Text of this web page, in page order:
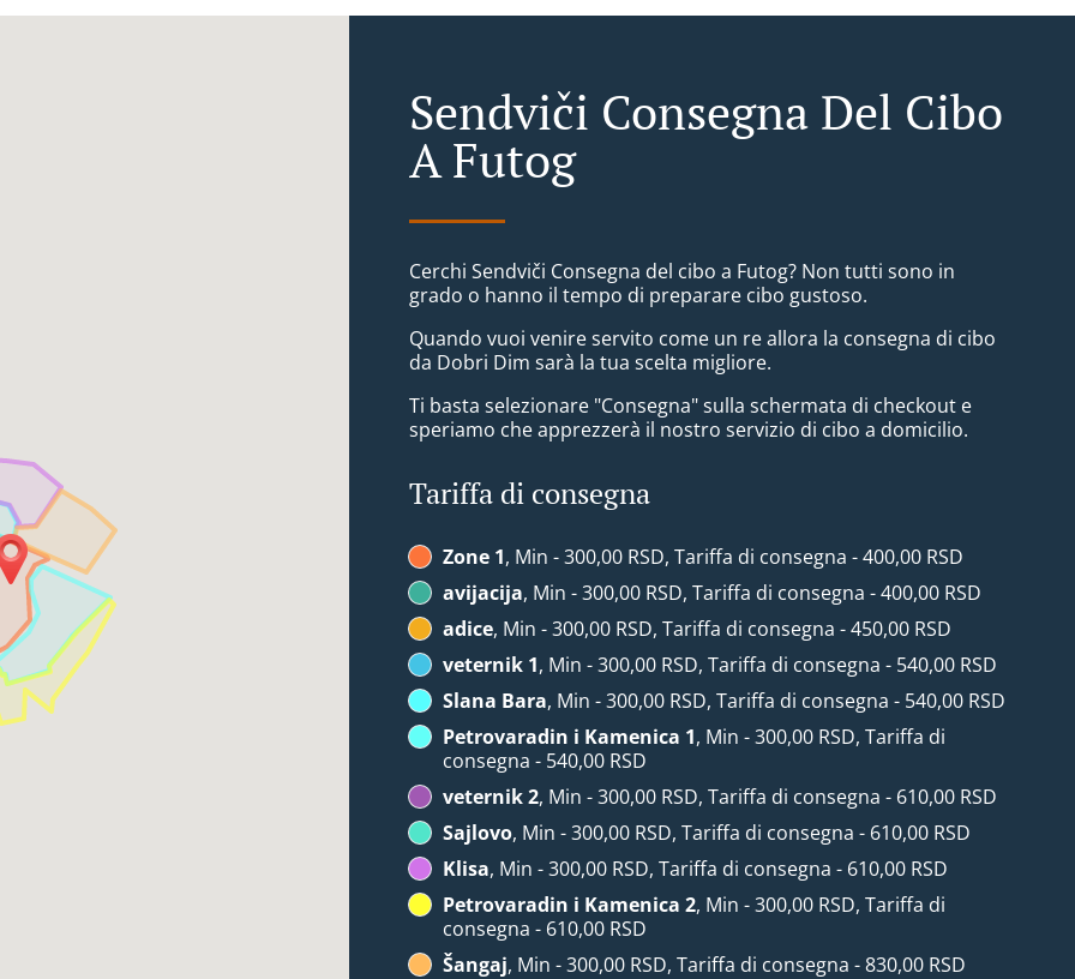
Sendviči Consegna Del Cibo
A Futog
Cerchi Sendviči Consegna del cibo a Futog? Non tutti sono in
grado o hanno il tempo di preparare cibo gustoso.
Quando vuoi venire servito come un re allora la consegna di cibo
da Dobri Dim sarà la tua scelta migliore.
Ti basta selezionare "Consegna" sulla schermata di checkout e
speriamo che apprezzerà il nostro servizio di cibo a domicilio.
Tariffa di consegna
Zone 1, Min - 300,00 RSD, Tariffa di consegna - 400,00 RSD
avijacija, Min - 300,00 RSD, Tariffa di consegna - 400,00 RSD
adice, Min - 300,00 RSD, Tariffa di consegna - 450,00 RSD
veternik 1, Min - 300,00 RSD, Tariffa di consegna - 540,00 RSD
Slana Bara, Min - 300,00 RSD, Tariffa di consegna - 540,00 RSD
Petrovaradin i Kamenica 1, Min - 300,00 RSD, Tariffa di
consegna - 540,00 RSD
veternik 2, Min - 300,00 RSD, Tariffa di consegna - 610,00 RSD
Sajlovo, Min - 300,00 RSD, Tariffa di consegna - 610,00 RSD
Klisa, Min - 300,00 RSD, Tariffa di consegna - 610,00 RSD
Petrovaradin i Kamenica 2, Min - 300,00 RSD, Tariffa di
consegna - 610,00 RSD
Šangaj, Min - 300,00 RSD, Tariffa di consegna - 830,00 RSD